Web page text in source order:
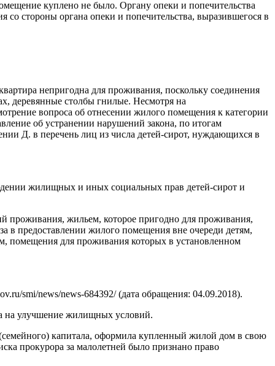
куплено не было. Органу опеки и попечительства
со стороны органа опеки и попечительства, выразившегося в
непригодна для проживания, поскольку соединения
деревянные столбы гнилые. Несмотря на
вопроса об отнесении жилого помещения к категории
об устранении нарушений закона, по итогам
Д. в перечень лиц из числа детей-сирот, нуждающихся в
жилищных и иных социальных прав детей-сирот и
проживания, жильем, которое пригодно для проживания,
в предоставлении жилого помещения вне очереди детям,
помещения для проживания которых в установленном
smi/news/news-684392/ (дата обращения: 04.09.2018).
на улучшение жилищных условий.
капитала, оформила купленный жилой дом в свою
прокурора за малолетней было признано право